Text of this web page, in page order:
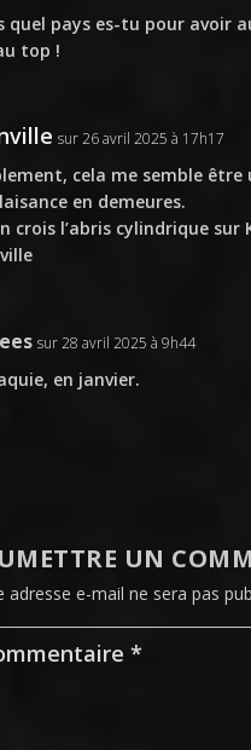
quel pays es-tu pour avoir
top !
sur 26 avril 2025 à 17h17
cela me semble
en demeures.
crois l’abris cylindrique
sur 28 avril 2025 à 9h44
en janvier.
UN
adresse e-mail ne sera pas